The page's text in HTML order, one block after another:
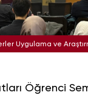
Uygulama ve
Öğrenci